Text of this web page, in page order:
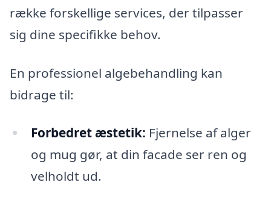
række forskellige services, der tilpasser
sig dine specifikke behov.
En professionel algebehandling kan
bidrage til:
Forbedret æstetik: Fjernelse af alger
og mug gør, at din facade ser ren og
velholdt ud.